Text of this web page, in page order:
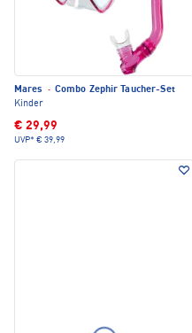
Mares · Combo Zephir Taucher-Set
Kinder
€ 29,99
UVP* € 39,99